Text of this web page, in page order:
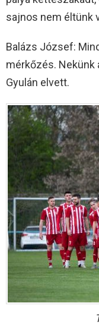
sajnos nem éltünk
Balázs József:
mérkőzés. Nekünk
Gyulán elvett.